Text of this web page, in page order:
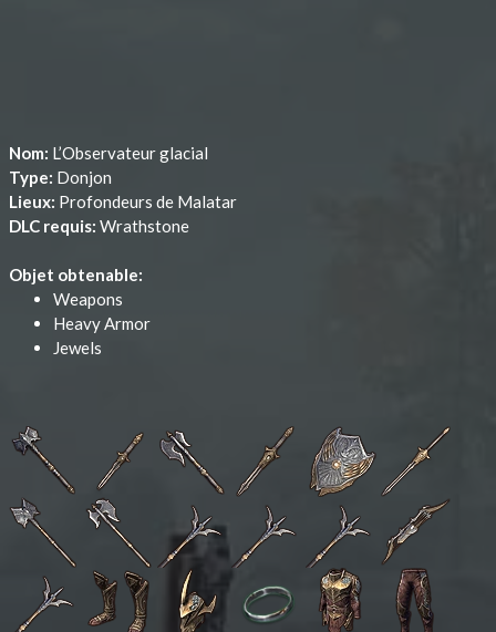
Nom: L’Observateur glacial
Type: Donjon
Lieux: Profondeurs de Malatar
DLC requis: Wrathstone
Objet obtenable:
Weapons
Heavy Armor
Jewels